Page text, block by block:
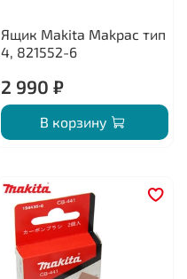
Ящик Makita Makpac тип
4, 821552-6
2 990 ₽
В корзину